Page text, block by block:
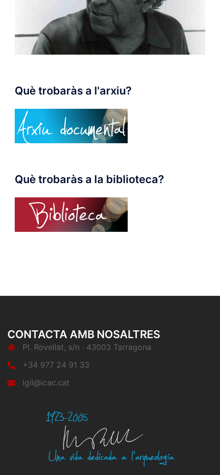
Què trobaràs a l'arxiu?
Què trobaràs a la biblioteca?
CONTACTA AMB NOSALTRES
Pl. Rovellat, s/n · 43003 Tarragona
+34 977 24 91 33
lgil@icac.cat